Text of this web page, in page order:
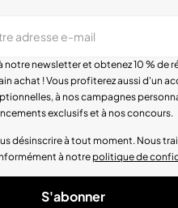
adresse e-mail
notre newsletter et obtenez 10 % de
achat ! Vous profiterez aussi d'un
à nos campagnes
exclusifs et à nos concours.
désinscrire à tout moment. Nous
à notre politique de
S'abonner